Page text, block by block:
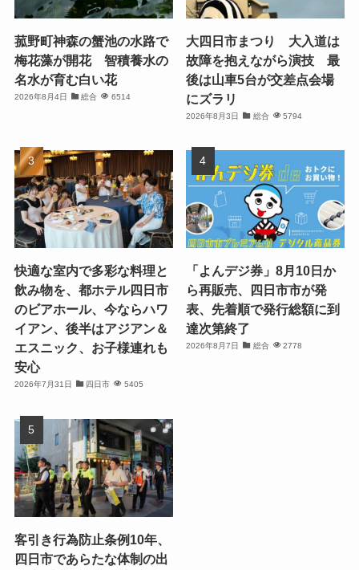
菰野町神森の蟹池の水路で
梅花藻が開花 智積養水の
名水が育む白い花
2026年8月4日 総合 6514
大四日市まつり 大入道は
故障を抱えながら演技 最
後は山車5台が交差点会場
にズラリ
2026年8月3日 総合 5794
快適な室内で多彩な料理と
飲み物を、都ホテル四日市
のビアホール、今ならハワ
イアン、後半はアジアン＆
エスニック、お子様連れも
安心
2026年7月31日 四日市 5405
「よんデジ券」8月10日か
ら再販売、四日市市が発
表、先着順で発行総額に到
達次第終了
2026年8月7日 総合 2778
客引き行為防止条例10年、
四日市であらたな体制の出